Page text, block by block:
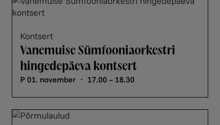
Kontsert
Vanemuise Sümfooniaorkestri
hingedepäeva kontsert
P 01. november ・ 17.00 – 18.30